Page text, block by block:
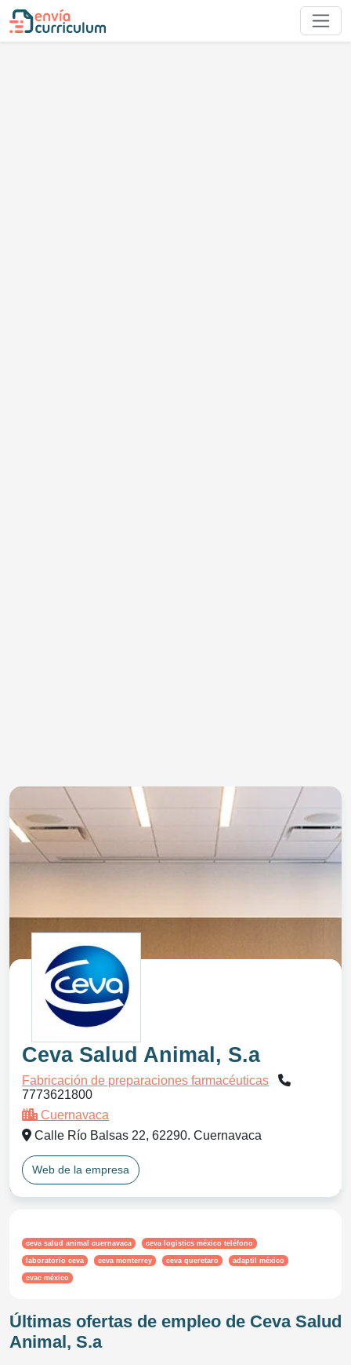
Ceva Salud Animal, S.a
Fabricación de preparaciones farmacéuticas
7773621800
Cuernavaca
Calle Río Balsas 22, 62290. Cuernavaca
Web de la empresa
ceva salud animal cuernavaca ceva logistics méxico teléfono
laboratorio ceva ceva monterrey ceva queretaro adaptil méxico
cvac méxico
Últimas ofertas de empleo de Ceva Salud
Animal, S.a